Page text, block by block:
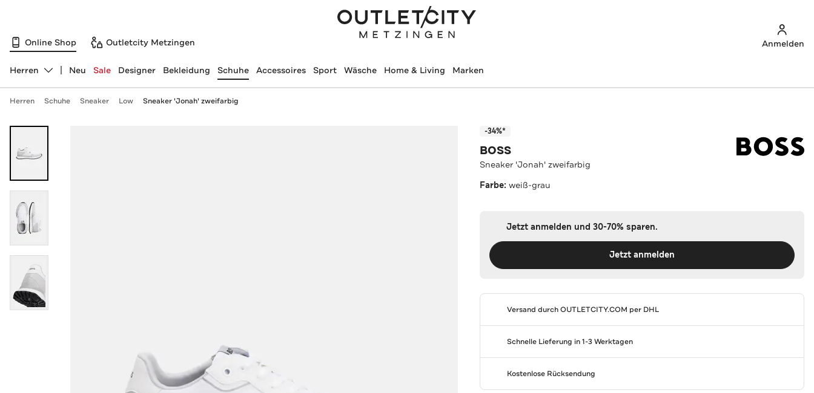
Online Shop Outletcity Metzingen Anmelden
Abteilung ändern, ausgewählt:
Herren Neu Sale Designer Bekleidung Schuhe Accessoires Sport Wäsche Home & Living Marken
Herren Schuhe Sneaker Low Sneaker 'Jonah' zweifarbig
-34%*
BOSS
Sneaker 'Jonah' zweifarbig
Farbe:weiß-grau
Jetzt anmelden und 30-70% sparen.
Jetzt anmelden
Versand durchOUTLETCITY.COM per DHL
Schnelle Lieferung in 1-3 Werktagen
Kostenlose Rücksendung